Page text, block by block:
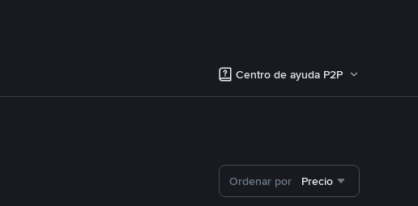
Centro de ayuda P2P
Ordenar por Precio